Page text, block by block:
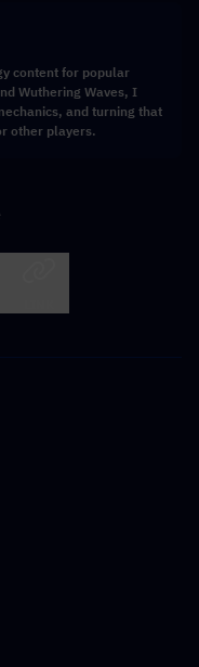
content for popular
Wuthering Waves, I
and turning that
other players.